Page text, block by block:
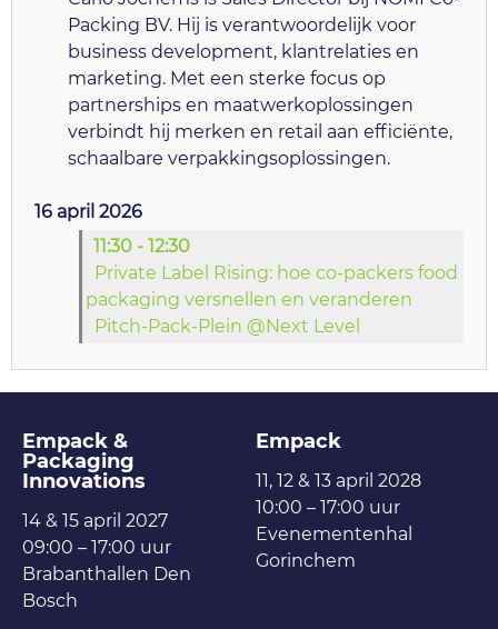
Packing BV. Hij is verantwoordelijk voor
business development, klantrelaties en
marketing. Met een sterke focus op
partnerships en maatwerkoplossingen
verbindt hij merken en retail aan efficiënte,
schaalbare verpakkingsoplossingen.
16 april 2026
11:30 - 12:30
Private Label Rising: hoe co-packers food
packaging versnellen en veranderen
Pitch-Pack-Plein @Next Level
Empack &
Packaging
Innovations
14 & 15 april 2027
09:00 – 17:00 uur
Brabanthallen Den
Bosch
Empack
11, 12 & 13 april 2028
10:00 – 17:00 uur
Evenementenhal
Gorinchem